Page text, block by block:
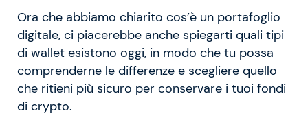
Ora che abbiamo chiarito cos’è un portafoglio
digitale, ci piacerebbe anche spiegarti quali tipi
di wallet esistono oggi, in modo che tu possa
comprenderne le differenze e scegliere quello
che ritieni più sicuro per conservare i tuoi fondi
di crypto.